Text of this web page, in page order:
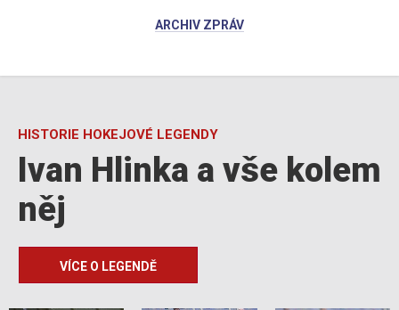
ARCHIV ZPRÁV
HISTORIE HOKEJOVÉ LEGENDY
Ivan Hlinka a vše kolem
něj
VÍCE O LEGENDĚ